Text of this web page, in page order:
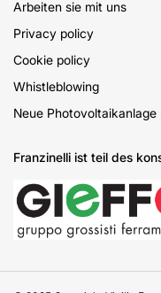
Arbeiten sie mit uns
Privacy policy
Cookie policy
Whistleblowing
Neue Photovoltaikanlage
Franzinelli ist teil des